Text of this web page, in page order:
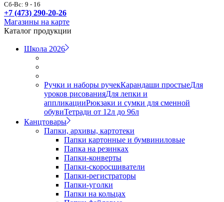
Сб-Вс: 9 - 16
+7 (473) 290-20-26
Магазины на карте
Каталог продукции
Школа 2026
Ручки и наборы ручекКарандаши простыеДля
уроков рисованияДля лепки и
аппликацииРюкзаки и сумки для сменной
обувиТетради от 12л до 96л
Канцтовары
Папки, архивы, картотеки
Папки картонные и бумвиниловые
Папка на резинках
Папки-конверты
Папки-скоросшиватели
Папки-регистраторы
Папки-уголки
Папки на кольцах